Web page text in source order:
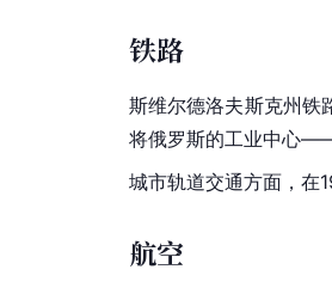
铁路
斯维尔德洛夫斯克州铁
将俄罗斯的工业中心
城市轨道交通方面，在
航空